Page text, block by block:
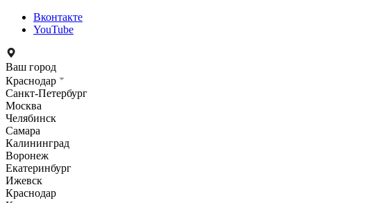
Вконтакте
YouTube
Ваш город
Краснодар
Санкт-Петербург
Москва
Челябинск
Самара
Калининград
Воронеж
Екатеринбург
Ижевск
Краснодар